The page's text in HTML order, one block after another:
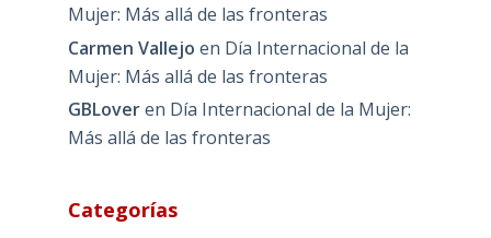
Mujer: Más allá de las fronteras
Carmen Vallejo en Día Internacional de la
Mujer: Más allá de las fronteras
GBLoveren Día Internacional de la Mujer:
Más allá de las fronteras
Categorías